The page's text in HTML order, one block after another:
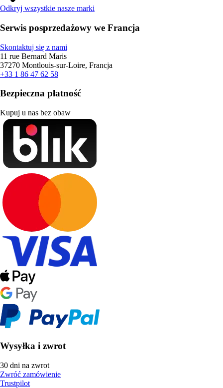
Odkryj wszystkie nasze marki
Serwis posprzedażowy we Francja
Skontaktuj się z nami
11 rue Bernard Maris
37270 Montlouis-sur-Loire, Francja
+33 1 86 47 62 58
Bezpieczna płatność
Kupuj u nas bez obaw
Wysyłka i zwrot
30 dni na zwrot
Zwróć zamówienie
Trustpilot